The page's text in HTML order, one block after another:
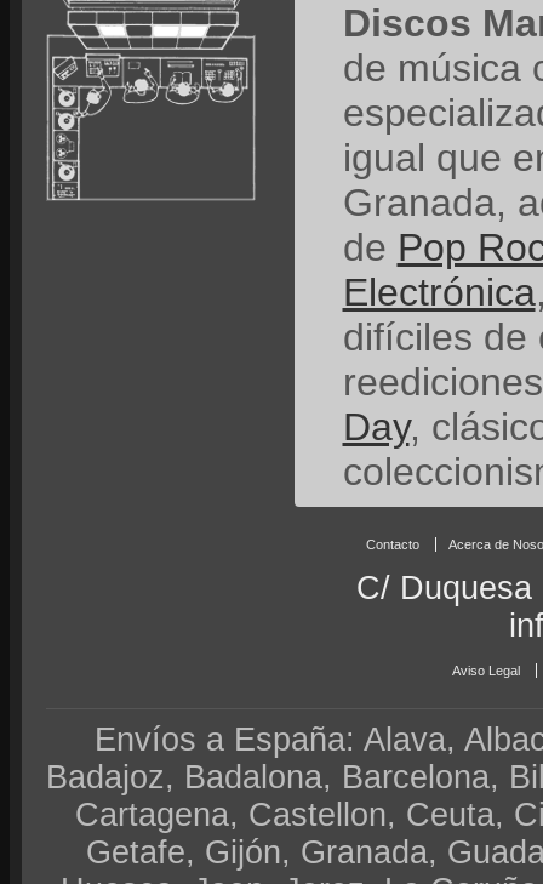
Discos
de música
igual que
Granada,
de Pop
Electrónica
difíciles de
Day,
Contacto Acerca de
C/ Duquesa
Aviso Legal
Envíos a España: Alava,
Badajoz, Badalona, Barcelona,
Cartagena, Castellon, Ceuta,
Getafe, Gijón, Granada,